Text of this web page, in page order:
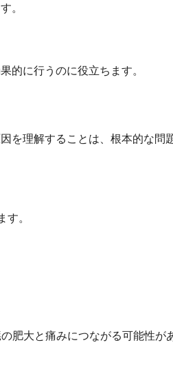
。
的に行うのに役立ちます。
を理解することは、根本的な問
。
肥大と痛みにつながる可能性が